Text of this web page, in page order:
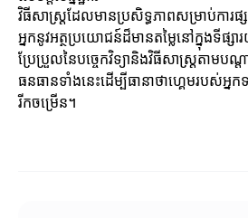
វិធីសាស្ត្រដែលមានប្រសិទ្ធភាពសម្រាប់ការផ្
អ្នកនូវអត្ថប្រយោជន៍ដ៏មានតម្លៃនៅក្នុងទីផ្
ប្រែប្រួលនៃបច្ចេកវិទ្យានិងវិធីសាស្ត្រតាមបណ្
ធនធានទាំងនេះដើម្បីធានាថាហ្គេមរបស់អ្ន
រីកចម្រើន។